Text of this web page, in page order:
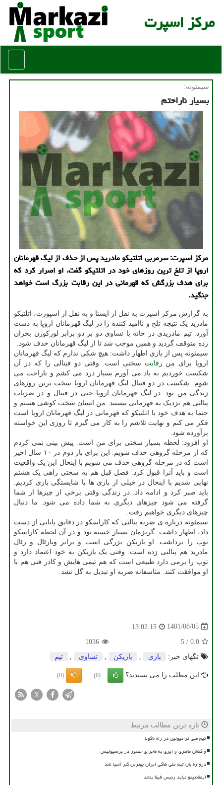
مركز اسپرت
منو
سیمئونه:
بسیار ناراحتم
مرکز اسپرت: سرمربی اتلتیکو مادرید پس از حذف از لیگ قهرمانان
اروپا از تلخ ترین روزهای خود در اتلتیکو گفت. او اصرار کرد که
برای هدف بزرگش که قهرمانی در این رقابت بزرگ است خواهد
جنگید.
به گزارش مرکز اسپرت به نقل از ایسنا و به نقل از اسپورت، اتلتیکو
مادرید یک نتیجه تلخ و ناامید کننده را در لیگ قهرمانان اروپا به دست
آورد. تیم مادریدی در خانه با تساوی دو بر دو برابر لورکوزن بحران
زده متوقف گردید و همین موجب شد تا از لیگ قهرمانان حذف شود.
سیمئونه پس از بازی اظهار داشت: هیچ شکی ندارم که لیگ قهرمانان
اروپا برای من رقابت سختی است. وقتی دو فینالی را که در آن
شکست خوردیم به یاد می آورم بسیار درد می کشم و ناراحت می
شوم. شکست در دو فینال لیگ قهرمانان اروپا سخت ترین روزهای
زندگی من بود. در لیگ قهرمانان اروپا حتی در فینال و در ضربات
پنالتی هم نزدیک به قهرمانی نیستید. من انسان سخت کوشی هستم و
حتما به هدف خود با اتلتیکو که قهرمانی در لیگ قهرمانان اروپا است
فکر می کنم و نهایت تلاشم را به کار می گیرم تا روزی این خواسته
برآورده شود.
او افزود: لحظه بسیار سختی برای من است. پیش بینی نمی کردم
که از مرحله گروهی حذف شویم. این برای بار دوم در ۱۰ سال اخیر
است که در مرحله گروهی حذف می شویم با اینحال این یک واقعیت
است و باید آنرا قبول کرد. فصل قبل هم به سختی راهی یک هشتم
نهایی شدیم با اینحال در خیلی از بازی ها با شایستگی بازی کردیم.
باید صبر کرد و ادامه داد. در زندگی وقتی برخی از چیزها از شما
گرفته می شود چیزهای دیگری به شما داده می شود. ما دنبال
چیزهای دیگری خواهیم رفت.
سیمئونه درباره ی ضربه پنالتی که کاراسکو در دقایق پایانی از دست
داد، اظهار داشت: گریزمان بسیار خسته بود و در آن لحظه کاراسکو
توپ را برداشت. او بازیکن بزرگی است و برابر ویارئال و رئال
مادرید هم پنالتی زده است. وقتی یک بازیکن به خود اعتماد دارد و
توپ را برمی دارد طبیعی است که هم تیمی هایش و کادر فنی هم با
او موافقت کنند. متاسفانه ضربه او تبدیل به گل نشد.
1401/08/05
13:02:15
0.0
/
5
1036
تگهای خبر:
بازی بازیكن تساوی تیم
این مطلب را می پسندید؟ (0)
(0)
X
تازه ترین مطالب مرتبط
تیم ملی ترامپولین در راه ناگویا
واکنش طاهری و ایری به ماجرای حضور در پرسپولیس
دروازه بان تیم ملی هاکی ایران بهترین گلر آسیا شد
اینفانتینو نباید رئیس فیفا بماند